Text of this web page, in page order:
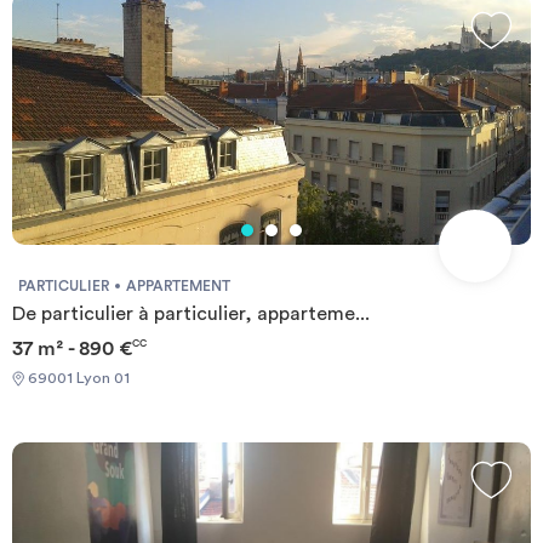
de Paris Île-de-France Organisme garant : SOCAF, 26 avenue de
Suffren, 75015 PARIS
PARTICULIER APPARTEMENT
De particulier à particulier, apparteme...
37 m² - 890 €CC
69001 Lyon 01